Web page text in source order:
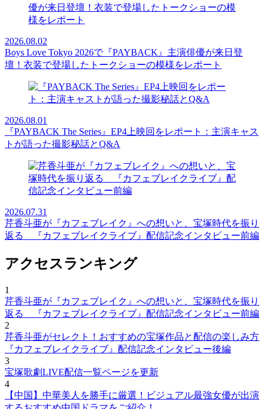
2026.08.02
Boys Love Tokyo 2026で『PAYBACK』主演俳優が来日登
壇！衣装で登場したトークショーの模様をレポート
2026.08.01
『PAYBACK The Series』EP4上映回をレポート：主演キャス
トが語った撮影秘話とQ&A
2026.07.31
芹香斗亜が『カフェブレイク』への想いと、宝塚時代を振り
返る 『カフェブレイクライブ』配信記念インタビュー前編
アクセスランキング
1
芹香斗亜が『カフェブレイク』への想いと、宝塚時代を振り
返る 『カフェブレイクライブ』配信記念インタビュー前編
2
芹香斗亜がセレクト！おすすめの宝塚作品と配信の楽しみ方
『カフェブレイクライブ』配信記念インタビュー後編
3
宝塚歌劇LIVE配信一覧ページを更新
4
【中国】中華美人を勝手に厳選！ビジュアル最強女優が出演